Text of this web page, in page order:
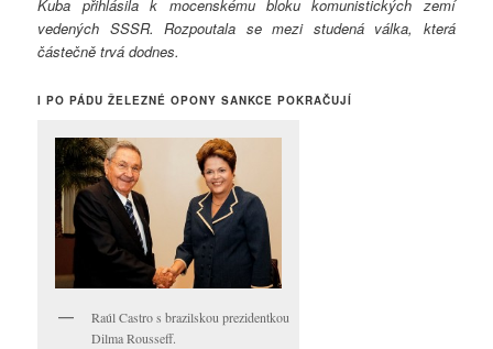
Kuba přihlásila k mocenskému bloku komunistických zemí
vedených SSSR. Rozpoutala se mezi studená válka, která
částečně trvá dodnes.
I PO PÁDU ŽELEZNÉ OPONY SANKCE POKRAČUJÍ
Raúl Castro s brazilskou prezidentkou
Dilma Rousseff.